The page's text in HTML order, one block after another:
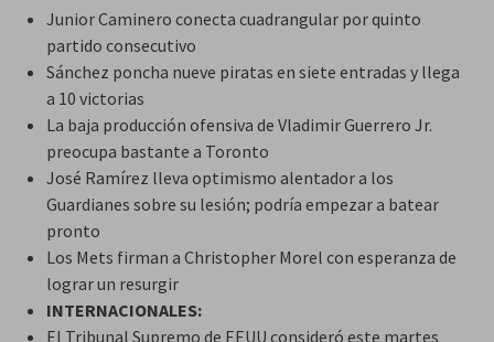
Junior Caminero conecta cuadrangular por quinto
partido consecutivo
Sánchez poncha nueve piratas en siete entradas y llega
a 10 victorias
La baja producción ofensiva de Vladimir Guerrero Jr.
preocupa bastante a Toronto
José Ramírez lleva optimismo alentador a los
Guardianes sobre su lesión; podría empezar a batear
pronto
Los Mets firman a Christopher Morel con esperanza de
lograr un resurgir
INTERNACIONALES:
El Tribunal Supremo de EEUU consideró este martes